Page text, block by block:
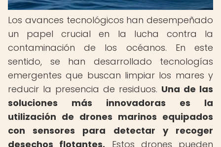
Los avances tecnológicos han desempeñado
un papel crucial en la lucha contra la
contaminación de los océanos. En este
sentido, se han desarrollado tecnologías
emergentes que buscan limpiar los mares y
reducir la presencia de residuos. Una de las
soluciones más innovadoras es la
utilización de drones marinos equipados
con sensores para detectar y recoger
desechos flotantes. Estos drones pueden